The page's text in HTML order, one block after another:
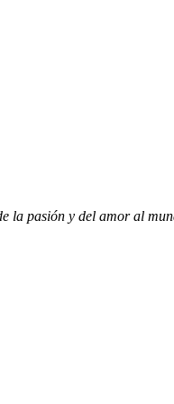
la pasión y del amor al